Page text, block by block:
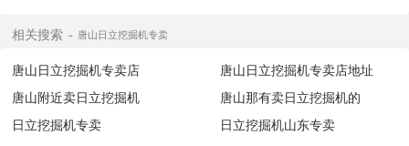
相关搜索 唐山日立挖掘机专卖
唐山日立挖掘机专卖店
唐山日立挖掘机专卖店地址
唐山附近卖日立挖掘机
唐山那有卖日立挖掘机的
日立挖掘机专卖
日立挖掘机山东专卖